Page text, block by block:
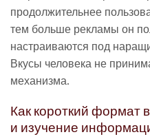
продолжительнее
тем больше рекламы он
настраиваются под
Вкусы человека не
механизма.
Как короткий формат
и изучение